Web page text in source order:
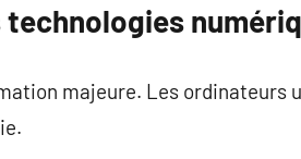
technologies
majeure. Les ordinateurs